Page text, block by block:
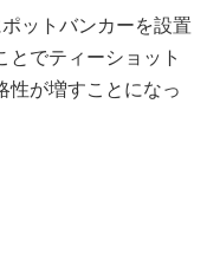
ットバンカーを設置
とでティーショット
性が増すことになっ